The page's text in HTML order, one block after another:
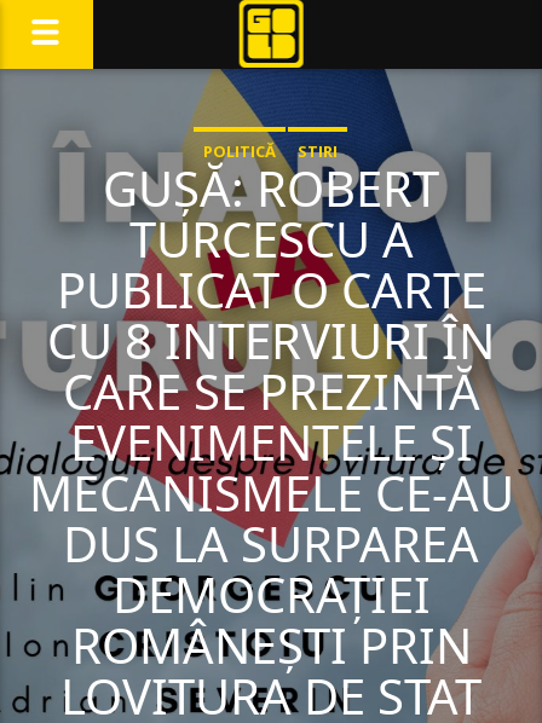
POLITICĂ STIRI
GUȘĂ: ROBERT
TURCESCU A
PUBLICAT O CARTE
CU 8 INTERVIURI ÎN
CARE SE PREZINTĂ
EVENIMENTELE ȘI
MECANISMELE CE-AU
DUS LA SURPAREA
DEMOCRAȚIEI
ROMÂNEȘTI PRIN
LOVITURA DE STAT